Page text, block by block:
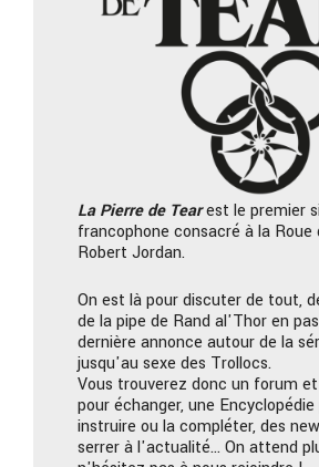
La Pierrede Tearest le premier
francophone consacré à la Roue
Robert Jordan.
On est là pour discuter de tout,
de la pipe de Rand al'Thor en
dernière annonce autour de la
jusqu'au sexe des Trollocs.
Vous trouverez donc un forum
pour échanger, une
instruire ou la compléter, des
serrer à l'actualité… On attend